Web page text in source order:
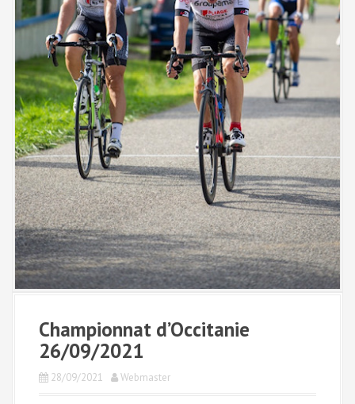
Championnat d’Occitanie
26/09/2021
28/09/2021 Webmaster